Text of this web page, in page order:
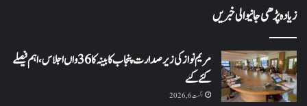
زیادہ پڑھی جانیوالی خبریں
مریم نواز کی زیر صدارت پنجاب کابینہ کا 36واں اجلاس،اہم فیصلے
کئے گئے
اگست 6, 2026